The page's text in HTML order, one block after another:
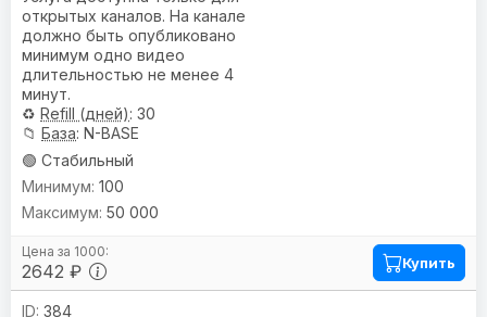
открытых каналов. На канале
должно быть опубликовано
минимум одно видео
длительностью не менее 4
минут.
♻️ Refill (дней): 30
📁 База: N-BASE
🟢 Стабильный
2642 ₽
100
50 000
Купить
384